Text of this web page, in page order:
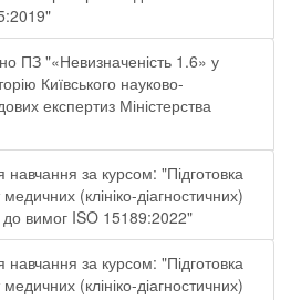
ПЗ "«Невизначеність 1.6» у
Київського науково-
експертиз Міністерства
за курсом: "Підготовка
(клініко-діагностичних)
до вимог ISO 15189:2022"
за курсом: "Підготовка
(клініко-діагностичних)